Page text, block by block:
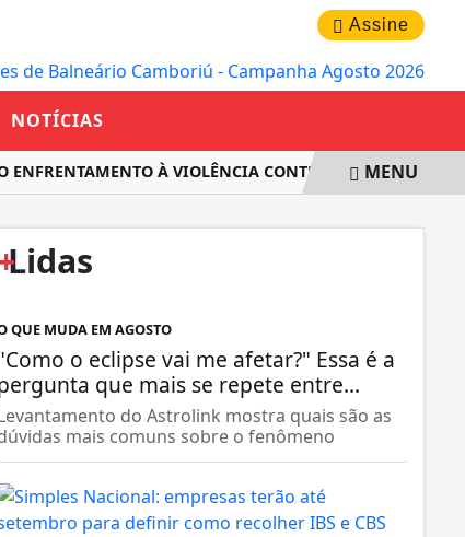
Assine
NOTÍCIAS
À VIOLÊNCIA CONTRA AS MULHERES
MENU
QUE MUDA EM AGOSTO
o eclipse vai me afetar?" Essa é a
que mais se repete entre...
do Astrolink mostra quais são as
mais comuns sobre o fenômeno